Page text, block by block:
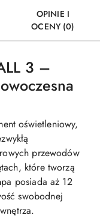
OPINIE I
OCENY (0)
3 –
oświetleniowy,
przewodów
które tworzą
posiada aż 12
swobodnej